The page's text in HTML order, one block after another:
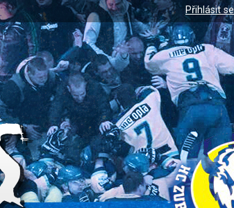
Přihlásit se